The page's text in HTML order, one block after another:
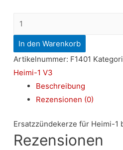
Zündkerze
Menge
In den Warenkorb
Artikelnummer: F1401
Heimi-1 V3
Beschreibung
Rezensionen (0)
Ersatzzündekerze für Heimi-1
Rezensionen